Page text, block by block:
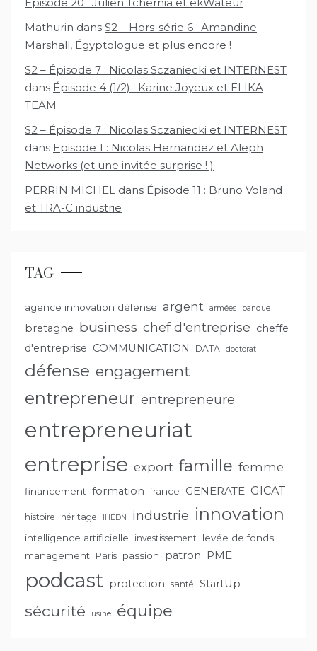
Mathurin dans S2 – Hors-série 6 : Amandine
Marshall, Égyptologue et plus encore !
S2 – Épisode 7 : Nicolas Sczaniecki et INTERNEST
dans Épisode 4 (1/2) : Karine Joyeux et ELIKA
TEAM
S2 – Épisode 7 : Nicolas Sczaniecki et INTERNEST
dans Episode 1 : Nicolas Hernandez et Aleph
Networks (et une invitée surprise ! )
PERRIN MICHEL dans Épisode 11 : Bruno Voland
et TRA-C industrie
TAG
agence innovation défense argent armées banque
bretagne business chef d'entreprise cheffe
d'entreprise COMMUNICATION DATA doctorat
défense engagement
entrepreneur entrepreneure
entrepreneuriat
entreprise export famille femme
financement formation france GENERATE GICAT
histoire héritage IHEDN industrie innovation
intelligence artificielle investissement
levée de fonds
management Paris passion patron PME
podcast protection santé StartUp
sécurité usine équipe